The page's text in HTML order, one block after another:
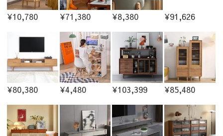
¥10,780 ¥71,380 ¥8,380 ¥91,626
¥80,380 ¥4,480 ¥103,399 ¥85,480